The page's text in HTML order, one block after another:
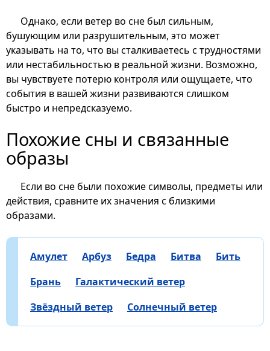
Однако, если ветер во сне был сильным,
бушующим или разрушительным, это может
указывать на то, что вы сталкиваетесь с трудностями
или нестабильностью в реальной жизни. Возможно,
вы чувствуете потерю контроля или ощущаете, что
события в вашей жизни развиваются слишком
быстро и непредсказуемо.
Похожие сны и связанные
образы
Если во сне были похожие символы, предметы или
действия, сравните их значения с близкими
образами.
Амулет Арбуз Бедра Битва
Бить
Брань
Галактический ветер
Звёздный ветер
Солнечный ветер